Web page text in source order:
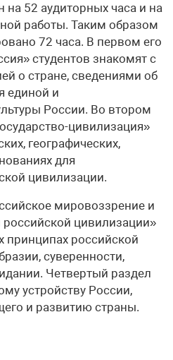
на 52 аудиторных часа и на
работы. Таким образом
72 часа. В первом его
студентов знакомят с
о стране, сведениями об
единой и
России. Во втором
цивилизация»
географических,
для
цивилизации.
мировоззрение и
цивилизации»
принципах российской
суверенности,
Четвертый раздел
устройству России,
и развитию страны.